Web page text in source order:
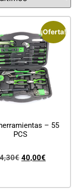
¡Oferta!
– 55
PCS
€ 40,00€